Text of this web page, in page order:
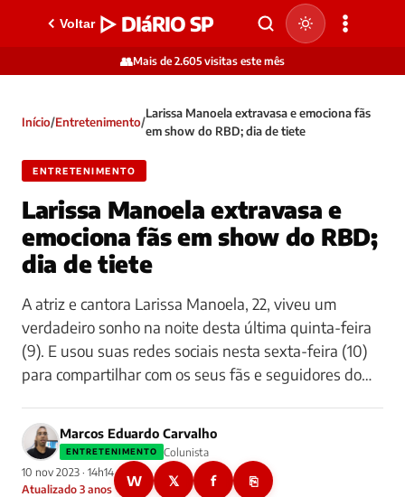
Voltar ▷ DIáRIO SP
👥Mais de 2.605 visitas este mês
Início/Entretenimento/
Larissa Manoela extravasa e emociona fãs
em show do RBD; dia de tiete
ENTRETENIMENTO
Larissa Manoela extravasa e
emociona fãs em show do RBD;
dia de tiete
A atriz e cantora Larissa Manoela, 22, viveu um
verdadeiro sonho na noite desta última quinta-feira
(9). E usou suas redes sociais nesta sexta-feira (10)
para compartilhar com os seus fãs e seguidores do…
Marcos Eduardo Carvalho
ENTRETENIMENTO
Colunista
10 nov 2023 · 14h14
Atualizado 3 anos
W 𝕏 f ⎘